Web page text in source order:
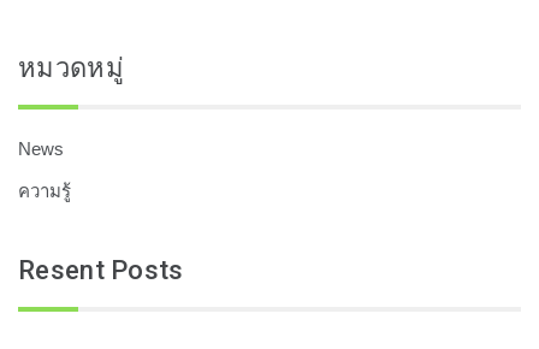
หมวดหมู่
News
ความรู้
Resent Posts